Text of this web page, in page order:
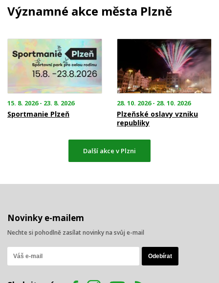
Významné akce města Plzně
15. 8. 2026 - 23. 8. 2026
Sportmanie Plzeň
28. 10. 2026 - 28. 10. 2026
Plzeňské oslavy vzniku
republiky
Další akce v Plzni
Novinky e-mailem
Nechte si pohodlně zasílat novinky na svůj e-mail